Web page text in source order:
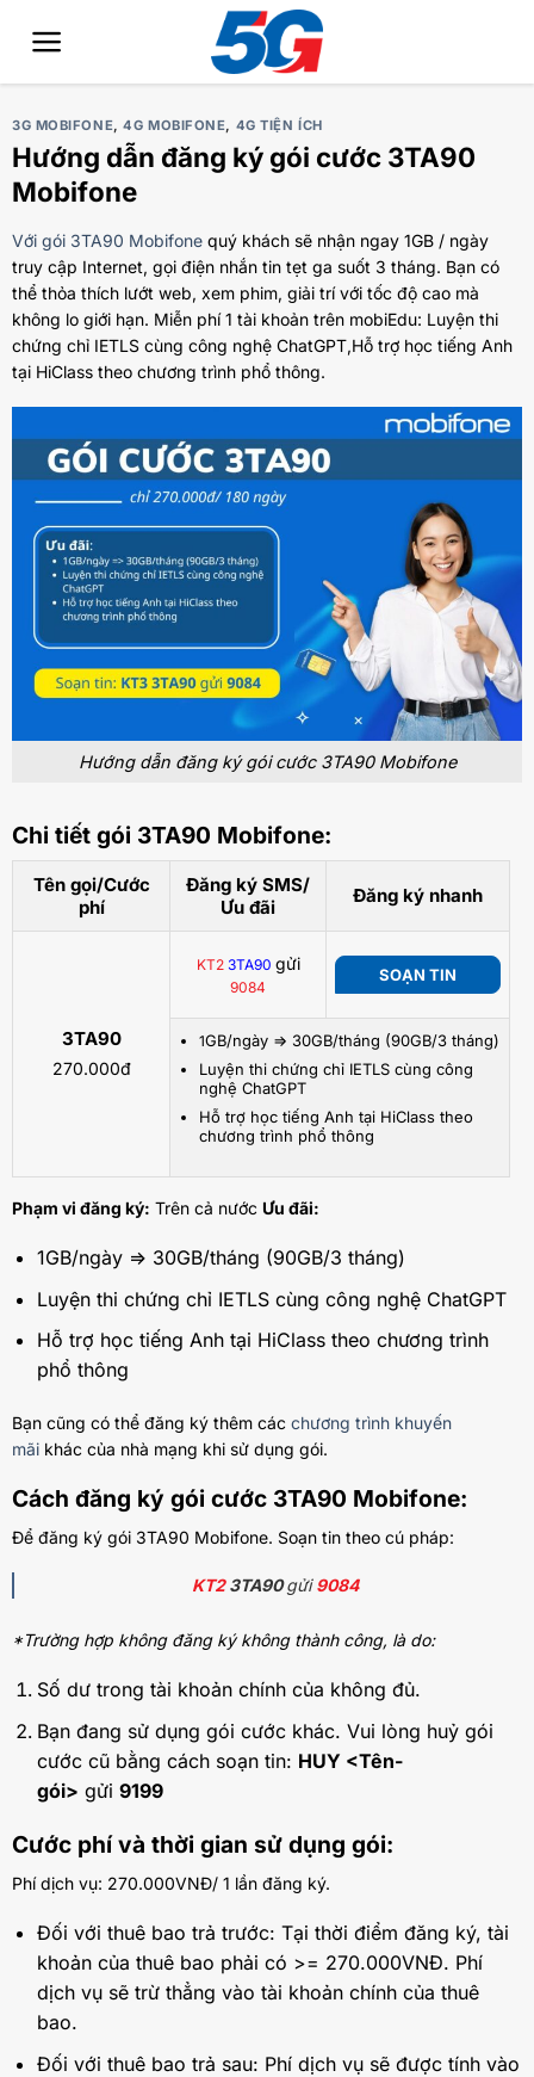
3G MOBIFONE,4G MOBIFONE, 4G TIỆN ÍCH
Hướng dẫn đăng ký gói cước 3TA90
Mobifone
Với gói 3TA90 Mobifone quý khách sẽ nhận ngay 1GB / ngày
truy cập Internet, gọi điện nhắn tin tẹt ga suốt 3 tháng. Bạn có
thể thỏa thích lướt web, xem phim, giải trí với tốc độ cao mà
không lo giới hạn. Miễn phí 1 tài khoản trên mobiEdu: Luyện thi
chứng chỉ IETLS cùng công nghệ ChatGPT,Hỗ trợ học tiếng Anh
tại HiClass theo chương trình phổ thông.
Hướng dẫn đăng ký gói cước 3TA90 Mobifone
Chi tiết gói 3TA90 Mobifone:
Tên gọi/Cước
phí
Đăng ký SMS/
Ưu đãi
Đăng ký nhanh
3TA90
270.000đ
KT23TA90 gửi
9084
SOẠN TIN
1GB/ngày => 30GB/tháng (90GB/3 tháng)
Luyện thi chứng chỉ IETLS cùng công
nghệ ChatGPT
Hỗ trợ học tiếng Anh tại HiClass theo
chương trình phổ thông
Phạm vi đăng ký: Trên cả nước Ưu đãi:
1GB/ngày => 30GB/tháng (90GB/3 tháng)
Luyện thi chứng chỉ IETLS cùng công nghệ ChatGPT
Hỗ trợ học tiếng Anh tại HiClass theo chương trình
phổ thông
Bạn cũng có thể đăng ký thêm các chương trình khuyến
mãi khác của nhà mạng khi sử dụng gói.
Cách đăng ký gói cước 3TA90 Mobifone:
Để đăng ký gói 3TA90 Mobifone. Soạn tin theo cú pháp:
KT23TA90gửi9084
*Trường hợp không đăng ký không thành công, là do:
Số dư trong tài khoản chính của không đủ.
Bạn đang sử dụng gói cước khác. Vui lòng huỷ gói
cước cũ bằng cách soạn tin: HUY <Tên-
gói> gửi 9199
Cước phí và thời gian sử dụng gói:
Phí dịch vụ: 270.000VNĐ/ 1 lần đăng ký.
Đối với thuê bao trả trước: Tại thời điểm đăng ký, tài
khoản của thuê bao phải có >= 270.000VNĐ. Phí
dịch vụ sẽ trừ thẳng vào tài khoản chính của thuê
bao.
Đối với thuê bao trả sau: Phí dịch vụ sẽ được tính vào